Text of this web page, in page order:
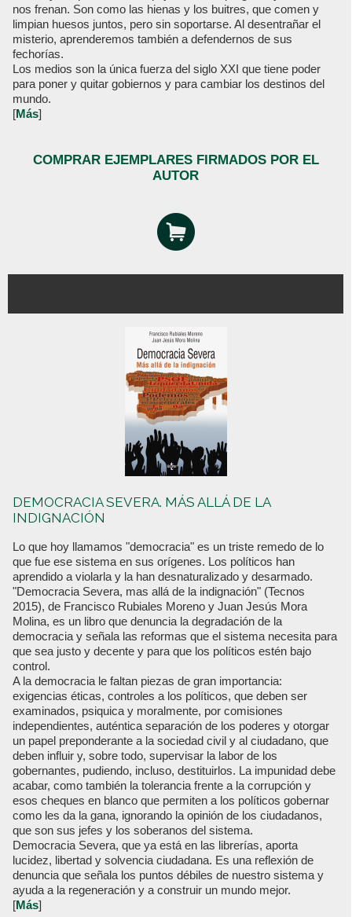
nos frenan. Son como las hienas y los buitres, que comen y
limpian huesos juntos, pero sin soportarse. Al desentrañar el
misterio, aprenderemos también a defendernos de sus
fechorías.
Los medios son la única fuerza del siglo XXI que tiene poder
para poner y quitar gobiernos y para cambiar los destinos del
mundo.
[Más]
COMPRAR EJEMPLARES FIRMADOS POR EL
AUTOR
DEMOCRACIA SEVERA. MÁS ALLÁ DE LA
INDIGNACIÓN
Lo que hoy llamamos "democracia" es un triste remedo de lo
que fue ese sistema en sus orígenes. Los políticos han
aprendido a violarla y la han desnaturalizado y desarmado.
"Democracia Severa, mas allá de la indignación" (Tecnos
2015), de Francisco Rubiales Moreno y Juan Jesús Mora
Molina, es un libro que denuncia la degradación de la
democracia y señala las reformas que el sistema necesita para
que sea justo y decente y para que los políticos estén bajo
control.
A la democracia le faltan piezas de gran importancia:
exigencias éticas, controles a los políticos, que deben ser
examinados, psiquica y moralmente, por comisiones
independientes, auténtica separación de los poderes y otorgar
un papel preponderante a la sociedad civil y al ciudadano, que
deben influir y, sobre todo, supervisar la labor de los
gobernantes, pudiendo, incluso, destituirlos. La impunidad debe
acabar, como también la tolerancia frente a la corrupción y
esos cheques en blanco que permiten a los políticos gobernar
como les da la gana, ignorando la opinión de los ciudadanos,
que son sus jefes y los soberanos del sistema.
Democracia Severa, que ya está en las librerías, aporta
lucidez, libertad y solvencia ciudadana. Es una reflexión de
denuncia que señala los puntos débiles de nuestro sistema y
ayuda a la regeneración y a construir un mundo mejor.
[Más]